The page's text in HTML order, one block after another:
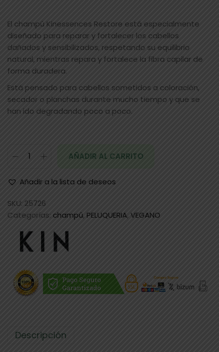
El champú Kinessences Restore está especialmente
diseñado para reparar y fortalecer los cabellos
dañados y sensibilizados, respetando su equilibrio
natural, mientras repara y fortalece la fibra capilar de
forma duradera.
Está pensado para cabellos sometidos a coloración,
secador o planchas durante mucho tiempo y que se
han ido degradando poco a poco.
AÑADIR AL CARRITO
Añadir a la lista de deseos
SKU: 25726
Categorías: champú, PELUQUERIA, VEGANO
Descripción